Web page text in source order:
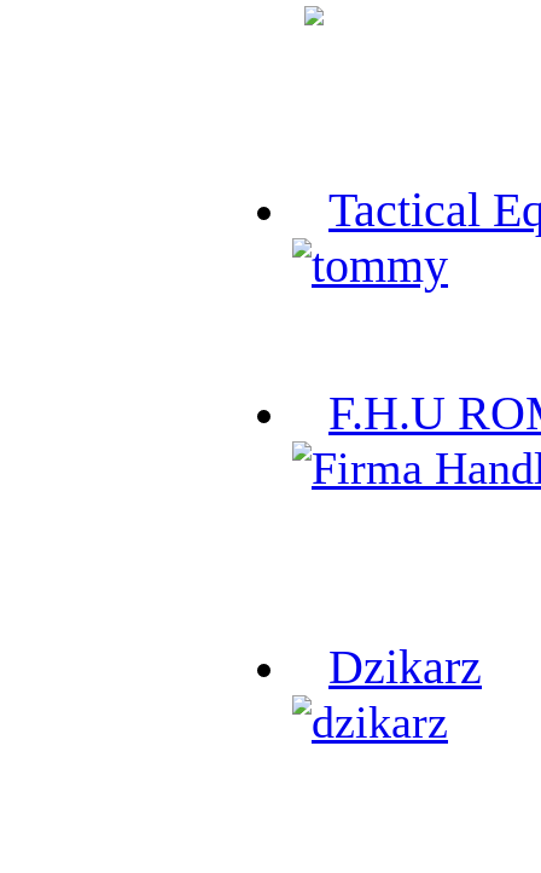
Tactical
F.H.U
Dzikarz